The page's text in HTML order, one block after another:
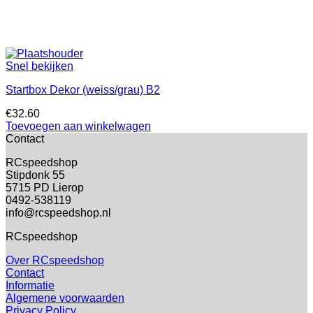
Snel bekijken
Startbox Dekor (weiss/grau) B2
€32.60
Toevoegen aan winkelwagen
Contact
RCspeedshop
Stipdonk 55
5715 PD Lierop
0492-538119
info@rcspeedshop.nl
RCspeedshop
Over RCspeedshop
Contact
Informatie
Algemene voorwaarden